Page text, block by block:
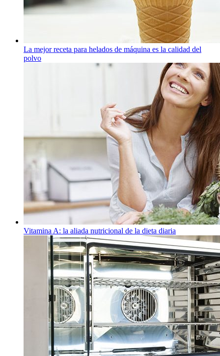
La mejor receta para helados de máquina es la calidad del
polvo
Vitamina A: la aliada nutricional de la dieta diaria